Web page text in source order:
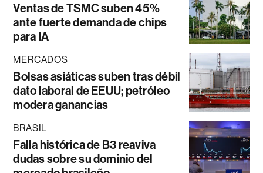
Ventas de TSMC suben 45%
ante fuerte demanda de chips
para IA
MERCADOS
Bolsas asiáticas suben tras débil
dato laboral de EEUU; petróleo
modera ganancias
BRASIL
Falla histórica de B3 reaviva
dudas sobre su dominio del